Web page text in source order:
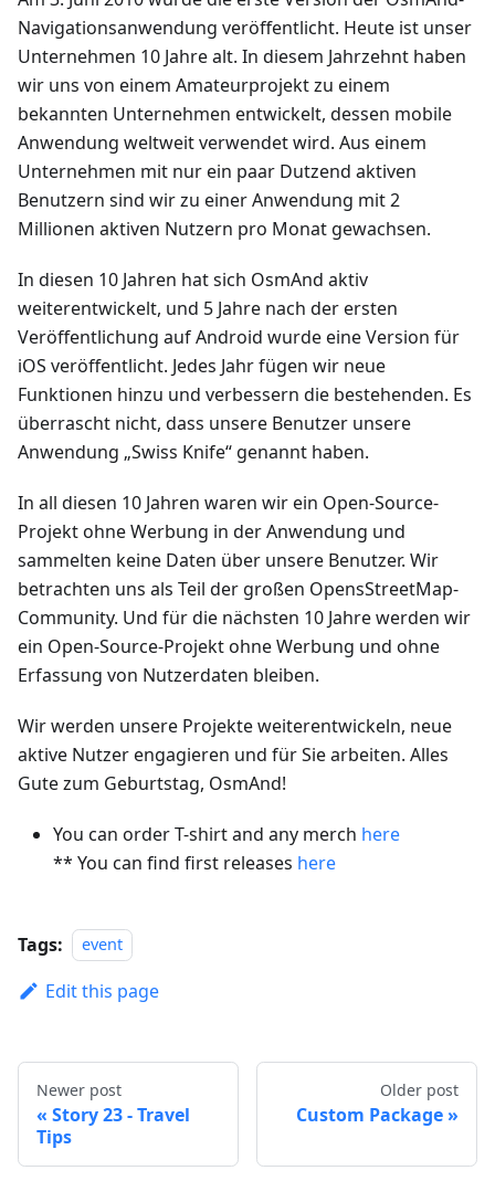
Navigationsanwendung veröffentlicht. Heute ist unser
Unternehmen 10 Jahre alt. In diesem Jahrzehnt haben
wir uns von einem Amateurprojekt zu einem
bekannten Unternehmen entwickelt, dessen mobile
Anwendung weltweit verwendet wird. Aus einem
Unternehmen mit nur ein paar Dutzend aktiven
Benutzern sind wir zu einer Anwendung mit 2
Millionen aktiven Nutzern pro Monat gewachsen.
In diesen 10 Jahren hat sich OsmAnd aktiv
weiterentwickelt, und 5 Jahre nach der ersten
Veröffentlichung auf Android wurde eine Version für
iOS veröffentlicht. Jedes Jahr fügen wir neue
Funktionen hinzu und verbessern die bestehenden. Es
überrascht nicht, dass unsere Benutzer unsere
Anwendung „Swiss Knife“ genannt haben.
In all diesen 10 Jahren waren wir ein Open-Source-
Projekt ohne Werbung in der Anwendung und
sammelten keine Daten über unsere Benutzer. Wir
betrachten uns als Teil der großen OpensStreetMap-
Community. Und für die nächsten 10 Jahre werden wir
ein Open-Source-Projekt ohne Werbung und ohne
Erfassung von Nutzerdaten bleiben.
Wir werden unsere Projekte weiterentwickeln, neue
aktive Nutzer engagieren und für Sie arbeiten. Alles
Gute zum Geburtstag, OsmAnd!
You can order T-shirt and any merch here
** You can find first releases here
Tags: event
Edit this page
Newer post
Story 23 - Travel
Tips
Older post
Custom Package